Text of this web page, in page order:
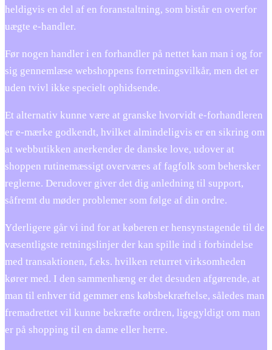
heldigvis en del af en foranstaltning, som bistår en overfor
uægte e-handler.
Før nogen handler i en forhandler på nettet kan man i og for
sig gennemlæse webshoppens forretningsvilkår, men det er
uden tvivl ikke specielt ophidsende.
Et alternativ kunne være at granske hvorvidt e-forhandleren
er e-mærke godkendt, hvilket almindeligvis er en sikring om
at webbutikken anerkender de danske love, udover at
shoppen rutinemæssigt overværes af fagfolk som behersker
reglerne. Derudover giver det dig anledning til support,
såfremt du møder problemer som følge af din ordre.
Yderligere går vi ind for at køberen er hensynstagende til de
væsentligste retningslinjer der kan spille ind i forbindelse
med transaktionen, f.eks. hvilken returret virksomheden
kører med. I den sammenhæng er det desuden afgørende, at
man til enhver tid gemmer ens købsbekræftelse, således man
fremadrettet vil kunne bekræfte ordren, ligegyldigt om man
er på shopping til en dame eller herre.